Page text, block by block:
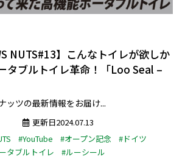
NUTS#13】こんなトイレが欲しか
タブルトイレ革命！「Loo Seal –
ッツの最新情報をお届け...
更新日2024.07.13
#YouTube #オープン記念
#ドイツ
タブルトイレ #ルーシール